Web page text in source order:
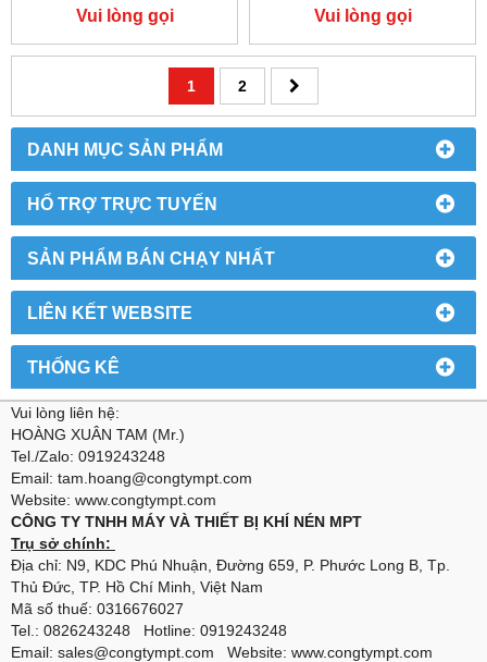
DANH MỤC SẢN PHẨM
HỔ TRỢ TRỰC TUYẾN
SẢN PHẨM BÁN CHẠY NHẤT
LIÊN KẾT WEBSITE
THỐNG KÊ
Vui lòng gọi Vui lòng gọi
1 2
Vui lòng liên hệ:
HOÀNG XUÂN TAM (Mr.)
Tel./Zalo: 0919243248
Email: tam.hoang@congtympt.com
Website: www.congtympt.com
CÔNG TY TNHH MÁY VÀ THIẾT BỊ KHÍ NÉN MPT
Trụ sở chính:
Địa chỉ: N9, KDC Phú Nhuận, Đường 659, P. Phước Long B, Tp.
Thủ Đức, TP. Hồ Chí Minh, Việt Nam
Mã số thuế: 0316676027
Tel.: 0826243248 Hotline: 0919243248
Email: sales@congtympt.com Website: www.congtympt.com